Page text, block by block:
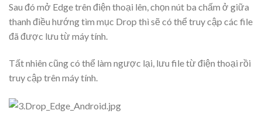
Sau đó mở Edge trên điện thoại lên, chọn nút ba chấm ở giữa
thanh điều hướng tìm mục Drop thì sẽ có thể truy cập các file
đã được lưu từ máy tính.
Tất nhiên cũng có thể làm ngược lại, lưu file từ điện thoại rồi
truy cập trên máy tính.